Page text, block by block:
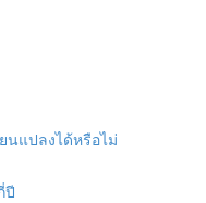
นแปลงได้หรือไม่
ปี